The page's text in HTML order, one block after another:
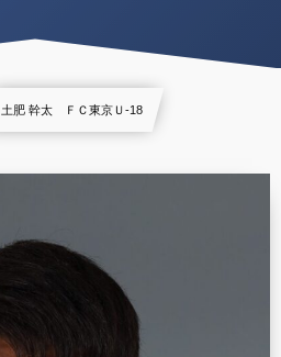
土肥 幹太 ＦＣ東京Ｕ-18